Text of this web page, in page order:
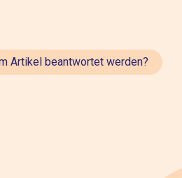
Artikel beantwortet werden?